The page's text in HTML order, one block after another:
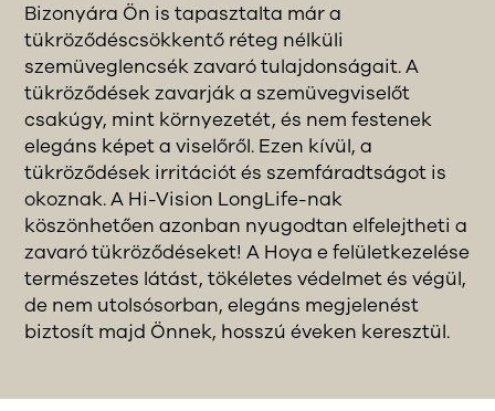
Bizonyára Ön is tapasztalta már a
tükröződéscsökkentő réteg nélküli
szemüveglencsék zavaró tulajdonságait. A
tükröződések zavarják a szemüvegviselőt
csakúgy, mint környezetét, és nem festenek
elegáns képet a viselőről. Ezen kívül, a
tükröződések irritációt és szemfáradtságot is
okoznak. A Hi-Vision LongLife-nak
köszönhetően azonban nyugodtan elfelejtheti a
zavaró tükröződéseket! A Hoya e felületkezelése
természetes látást, tökéletes védelmet és végül,
de nem utolsósorban, elegáns megjelenést
biztosít majd Önnek, hosszú éveken keresztül.